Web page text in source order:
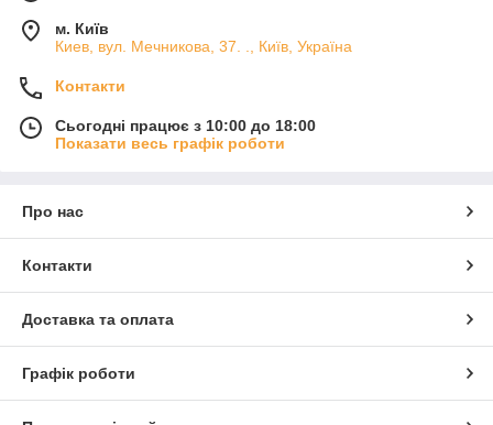
м. Київ
Киев, вул. Мечникова, 37. ., Київ, Україна
Контакти
Сьогодні працює з 10:00 до 18:00
Показати весь графік роботи
Про нас
Контакти
Доставка та оплата
Графік роботи